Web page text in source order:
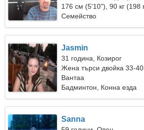
привлекателна жена
176 см (5'10"), 90 кг (198
Семейство
Jasmin
31 година, Козирог
Жена търси двойка 33-40
Вантаа
Бадминтон, Конна езда
Sanna